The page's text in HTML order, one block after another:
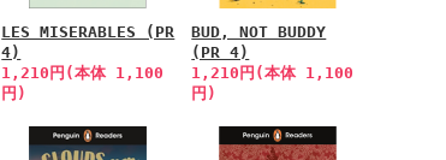
LES MISERABLES (PR
4)
1,210円(本体 1,100
円)
BUD, NOT BUDDY
(PR 4)
1,210円(本体 1,100
円)